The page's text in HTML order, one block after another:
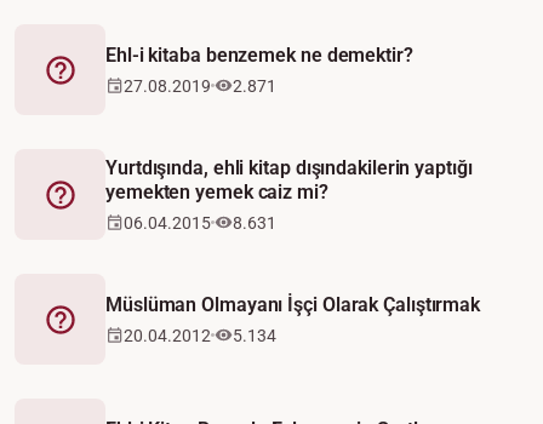
Fetva
Ehl-i kitaba benzemek ne demektir?
27.08.2019 2.871
Fetva
Yurtdışında, ehli kitap dışındakilerin yaptığı
yemekten yemek caiz mi?
06.04.2015 8.631
Fetva
Müslüman Olmayanı İşçi Olarak Çalıştırmak
20.04.2012 5.134